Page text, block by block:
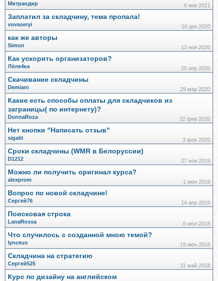
Митрандир 6 янв 2021
Заплатил за складчину, тема пропала!
vovaseryi 16 дек 2020
как же авторы
Simon 12 ноя 2020
Как ускорить организаторов?
Лёле4ка 20 апр 2020
Скачивание складчины
Demiani 29 мар 2020
Какие есть способы оплаты для складчиков из
заграницы( по интернету)?
DonnaRoza 22 фев 2020
Нет кнопки "Написать отзыв"
sigalit 3 фев 2020
Сроки складчины (WMR в Белоруссии)
D1212 27 ноя 2019
Можно ли получить оригинал курса?
alexprom 1 июн 2019
Вопрос по новой складчине!
Сергей76 14 апр 2019
Поисковая строка
LanaRossa 6 июл 2018
Что случилось с созданной мною темой?
lynceus 19 июн 2018
Складчина на стратегию
Сергей525 31 май 2018
Курс по дизайну на английском